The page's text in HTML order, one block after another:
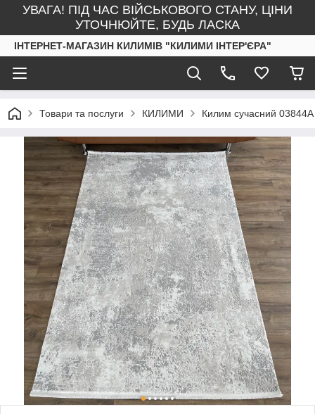
УВАГА! ПІД ЧАС ВІЙСЬКОВОГО СТАНУ, ЦІНИ
УТОЧНЮЙТЕ, БУДЬ ЛАСКА
ІНТЕРНЕТ-МАГАЗИН КИЛИМІВ "КИЛИМИ ІНТЕР'ЄРА"
Товари та послуги КИЛИМИ Килим сучасний